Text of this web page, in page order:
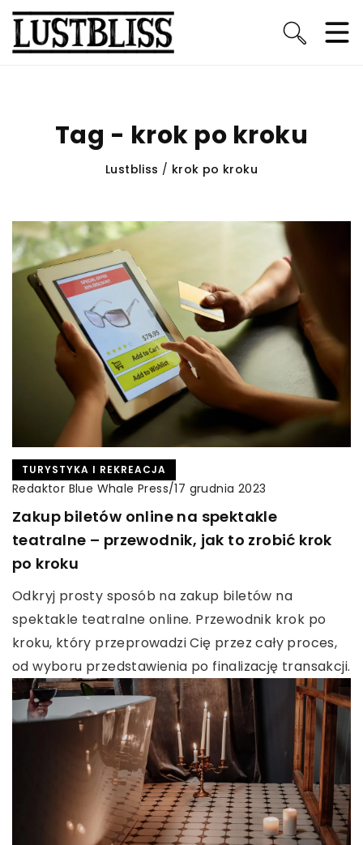
Tag - krok po kroku
Lustbliss / krok po kroku
TURYSTYKA I REKREACJA
Redaktor Blue Whale Press/17 grudnia 2023
Zakup biletów online na spektakle
teatralne – przewodnik, jak to zrobić krok
po kroku
Odkryj prosty sposób na zakup biletów na
spektakle teatralne online. Przewodnik krok po
kroku, który przeprowadzi Cię przez cały proces,
od wyboru przedstawienia po finalizację transakcji.